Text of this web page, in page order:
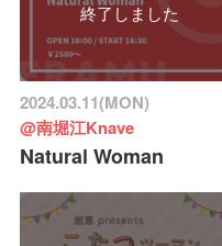
終了しました
2024.03.11(MON)
@南堀江Knave
Natural Woman